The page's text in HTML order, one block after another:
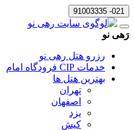
021- 91003335
رَهی نو
رزرو هتل رهی نو
خدمات CIP فرودگاه امام
بهترین هتل ها
تهران
اصفهان
یزد
کیش